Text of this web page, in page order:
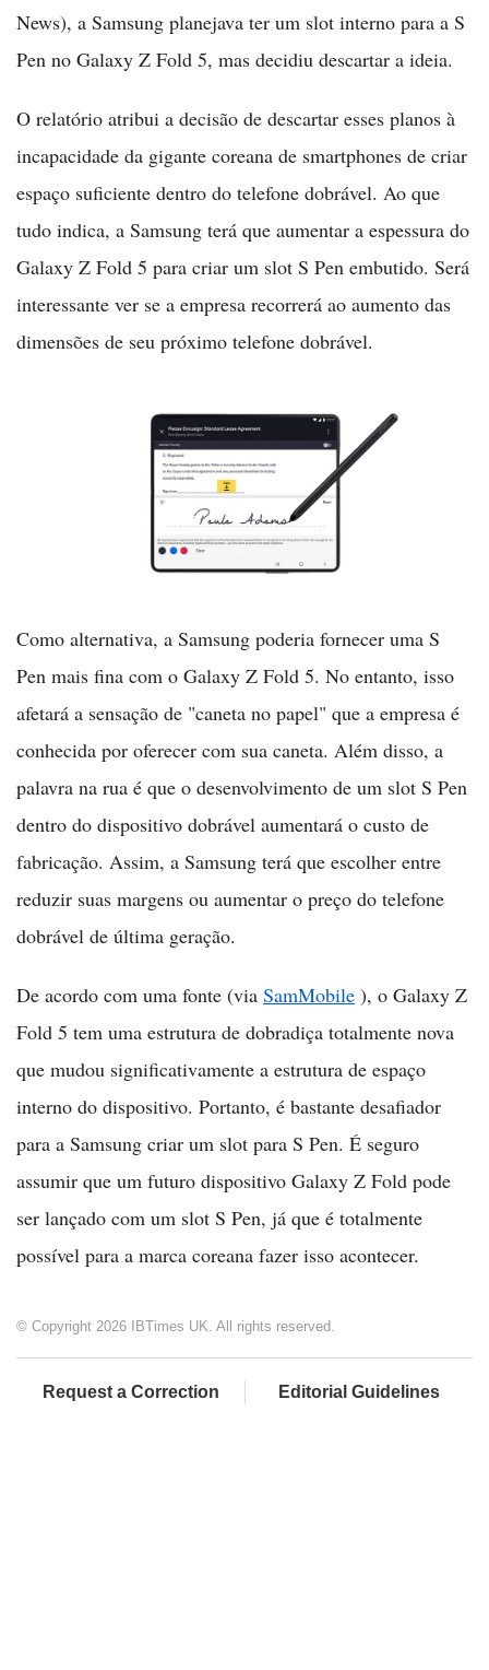
News), a Samsung planejava ter um slot interno para a S
Pen no Galaxy Z Fold 5, mas decidiu descartar a ideia.
O relatório atribui a decisão de descartar esses planos à
incapacidade da gigante coreana de smartphones de criar
espaço suficiente dentro do telefone dobrável. Ao que
tudo indica, a Samsung terá que aumentar a espessura do
Galaxy Z Fold 5 para criar um slot S Pen embutido. Será
interessante ver se a empresa recorrerá ao aumento das
dimensões de seu próximo telefone dobrável.
Como alternativa, a Samsung poderia fornecer uma S
Pen mais fina com o Galaxy Z Fold 5. No entanto, isso
afetará a sensação de "caneta no papel" que a empresa é
conhecida por oferecer com sua caneta. Além disso, a
palavra na rua é que o desenvolvimento de um slot S Pen
dentro do dispositivo dobrável aumentará o custo de
fabricação. Assim, a Samsung terá que escolher entre
reduzir suas margens ou aumentar o preço do telefone
dobrável de última geração.
De acordo com uma fonte (via SamMobile ), o Galaxy Z
Fold 5 tem uma estrutura de dobradiça totalmente nova
que mudou significativamente a estrutura de espaço
interno do dispositivo. Portanto, é bastante desafiador
para a Samsung criar um slot para S Pen. É seguro
assumir que um futuro dispositivo Galaxy Z Fold pode
ser lançado com um slot S Pen, já que é totalmente
possível para a marca coreana fazer isso acontecer.
© Copyright 2026 IBTimes UK. All rights reserved.
Request a Correction Editorial Guidelines